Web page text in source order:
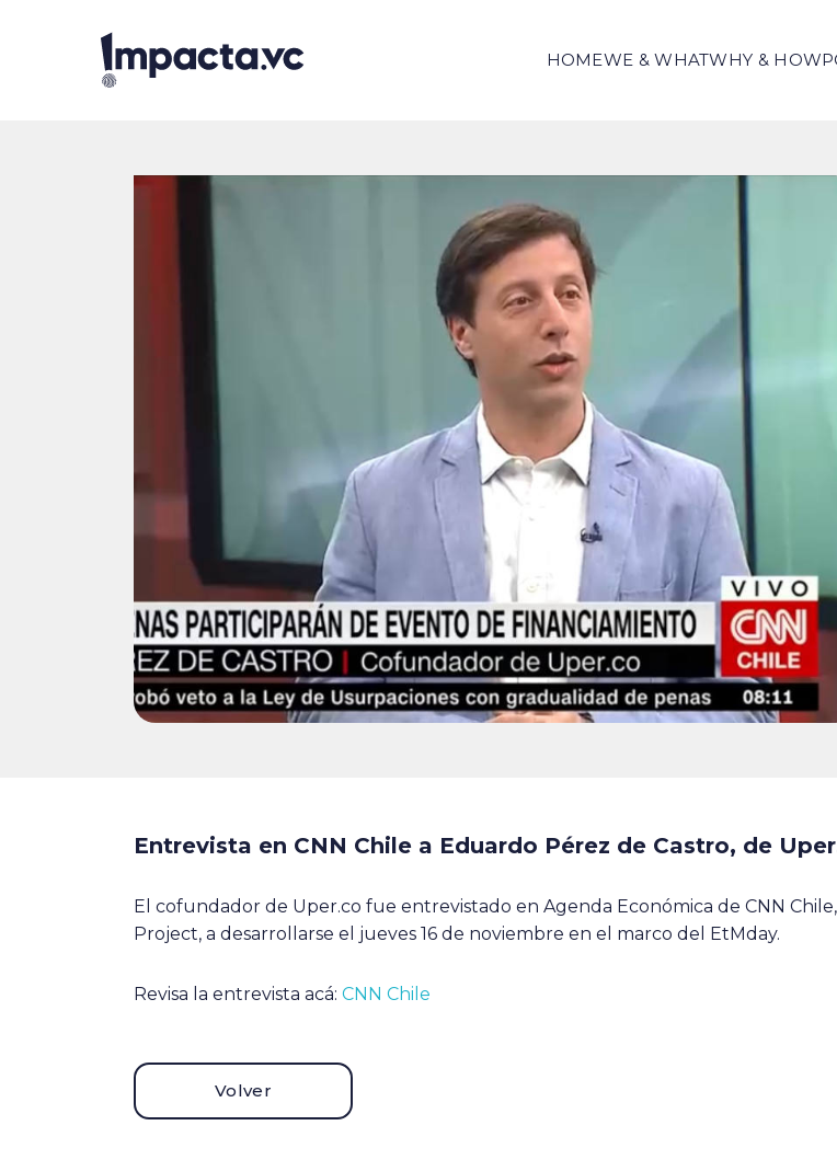
HOMEWE & WHATWHY & HOW
Entrevista en CNN Chile a Eduardo Pérez de Castro, de
El cofundador de Uper.co fue entrevistado en Agenda Económica de CNN
Project, a desarrollarse el jueves 16 de noviembre en el marco del EtMday.
Revisa la entrevista acá: CNN Chile
Volver